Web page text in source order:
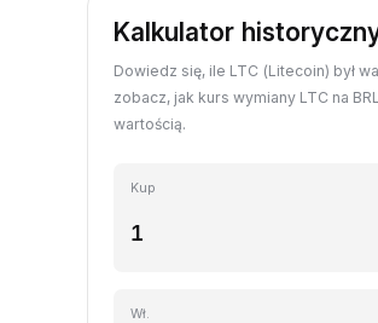
Kalkulator
Dowiedz się, ile LTC (Litecoin) był
zobacz, jak kurs wymiany LTC na
wartością.
Kup
Wł.